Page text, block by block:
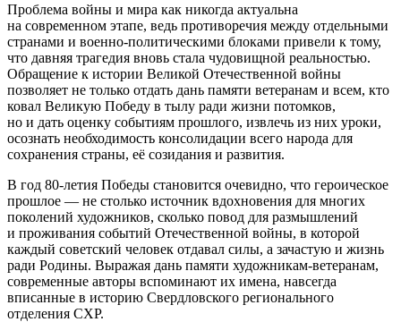
Проблема войны и мира как никогда актуальна
на современном этапе, ведь противоречия между отдельными
странами и военно-политическими блоками привели к тому,
что давняя трагедия вновь стала чудовищной реальностью.
Обращение к истории Великой Отечественной войны
позволяет не только отдать дань памяти ветеранам и всем, кто
ковал Великую Победу в тылу ради жизни потомков,
но и дать оценку событиям прошлого, извлечь из них уроки,
осознать необходимость консолидации всего народа для
сохранения страны, её созидания и развития.
В год 80-летия Победы становится очевидно, что героическое
прошлое — не столько источник вдохновения для многих
поколений художников, сколько повод для размышлений
и проживания событий Отечественной войны, в которой
каждый советский человек отдавал силы, а зачастую и жизнь
ради Родины. Выражая дань памяти художникам-ветеранам,
современные авторы вспоминают их имена, навсегда
вписанные в историю Свердловского регионального
отделения СХР.